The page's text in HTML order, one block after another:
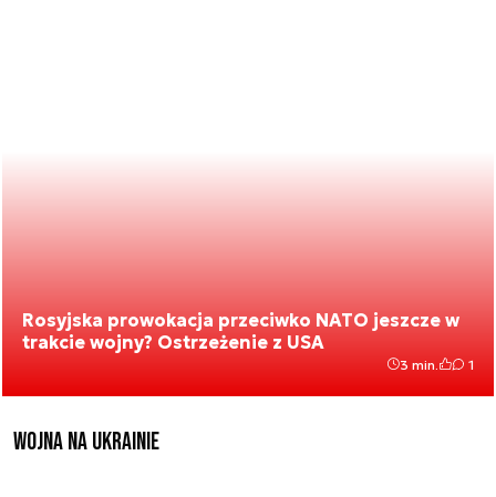
Rosyjska prowokacja przeciwko NATO jeszcze w
trakcie wojny? Ostrzeżenie z USA
3 min. 1
Wojna na Ukrainie